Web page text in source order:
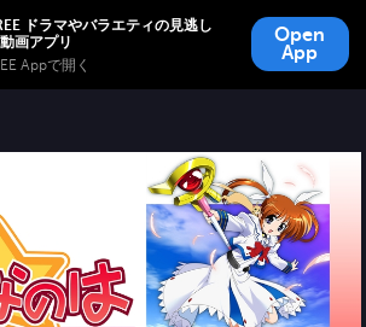
ドラマやバラエティの見逃し
Appで開く
Open
App